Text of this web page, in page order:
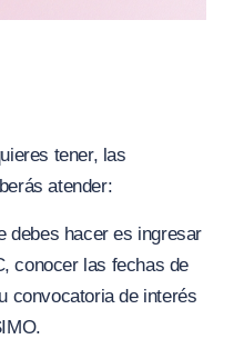
tener, las
atender:
debes hacer es ingresar
conocer las fechas de
convocatoria de interés